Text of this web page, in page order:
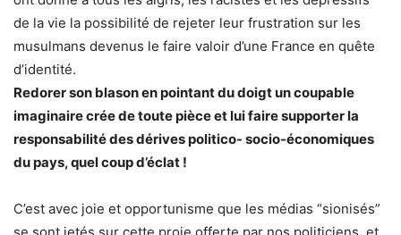
de la vie la possibilité de rejeter leur frustration sur les
musulmans devenus le faire valoir d’une France en quête
d’identité.
Redorer son blason en pointant du doigt un coupable
imaginaire crée de toute pièce et lui faire supporter la
responsabilité des dérives politico- socio-économiques
du pays, quel coup d’éclat !
C’est avec joie et opportunisme que les médias “sionisés”